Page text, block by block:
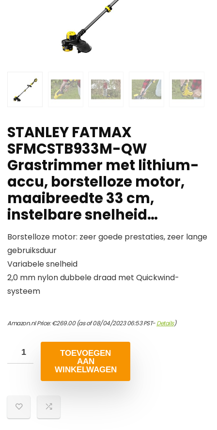
STANLEY FATMAX
SFMCSTB933M-QW
Grastrimmer met lithium-
accu, borstelloze motor,
maaibreedte 33 cm,
instelbare snelheid…
Borstelloze motor: zeer goede prestaties, zeer lange
gebruiksduur
Variabele snelheid
2,0 mm nylon dubbele draad met Quickwind-
systeem
Amazon.nl Price:€269.00(as of 08/04/2023 06:53 PST-Details)
TOEVOEGEN
AAN
WINKELWAGEN